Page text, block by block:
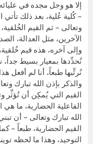
إلا هو وجل مجده في
– كُلية عُلية، بعد ذلك
وتعالى – ثم القيم
الآخرين، مثل العدالة،
وإلى آخره، هذه قيم
نُحدِّدها بمعيار بسيط
نُرتِّبها طبعاً، أنا لم
والذكر بإذن الله تبارك
القيم التي يُمكِن أن تُؤثِّر
الفاعلية الحضارية، ما
الله تبارك وتعالى – أن
القيم الحضارية، طبعاً –